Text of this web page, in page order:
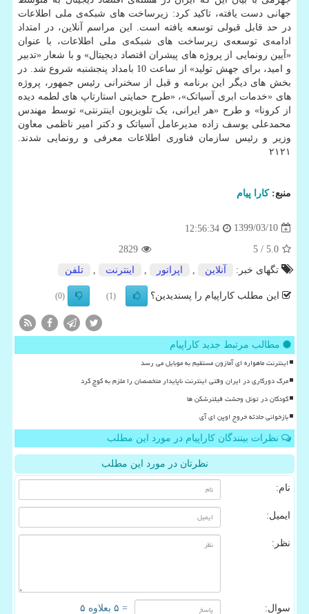
جهانی دست یافته، تاکید کرد: زیرساخت های شبکه‌ی ملی اطلاعات
در حد قابل قبولی توسعه یافته است. این مراسم آنلاین، در امتداد
ادامه‌ی توسعه‌ی زیرساخت های شبکه‌ی ملی اطلاعات، با عنوان
«آیین رونمایی از پروژه های پیشران اقتصاد دیجیتال» و با شعار «تدبیر
و امید، برای جهش تولید» از ساعت 10 بامداد پنجشنبه شروع شد. در
بخش های دیگر این برنامه و قبل از سخنرانی رئیس جمهور، پروژه
های «خدمات ابری آسیاتک»، «طرح حمایتی استارتاپ های لطمه دیده
از کرونا» و طرح «هر ایرانی، یک تلویزیون اینترنتی» توسط مهندس
محمدعلی یوسف زاده مدیرعامل آسیاتک و دکتر امیر ناظمی معاون
وزیر و رئیس سازمان فناوری اطلاعات معرفی و رونمایی شدند.
۲۱۲۱
منبع:كارا پیام
1399/03/10
12:56:34
5.0
/ 5
2829
تگهای خبر:
آنلاین اپراتور اینترنت تلفن
این مطلب کاراپیام را پسندیدین؟ (1)
(0)
مطالب مرتبط جدید کاراپیام
اینترنت ماهواره ای آمازون مستقیم به موبایل می رسد
مرگ دورکاری در ایران وقتی اینترنت ناپایدار متخصصان را ملزم به کوچ کرد
کودکان در تونل وحشت فیلترشکن ها
بازخوانی حادثه خروج اوپن ای آی
نظرات بینندگان کاراپیام در مورد این مطلب
نظرتان در مورد این مطلب
نام:
ایمیل:
نظر:
سوال: = ۵ بعلاوه ۵